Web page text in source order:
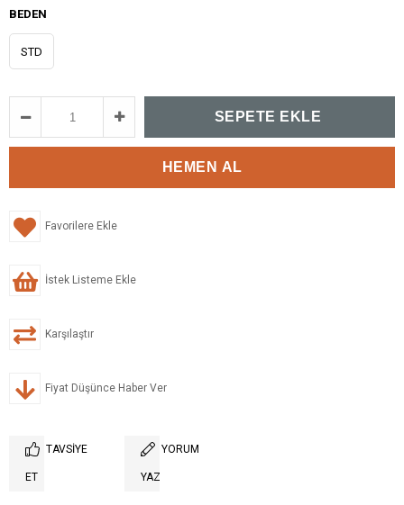
BEDEN
STD
Favorilere Ekle
İstek Listeme Ekle
Karşılaştır
Fiyat Düşünce Haber Ver
TAVSIYE
ET
YORUM
YAZ